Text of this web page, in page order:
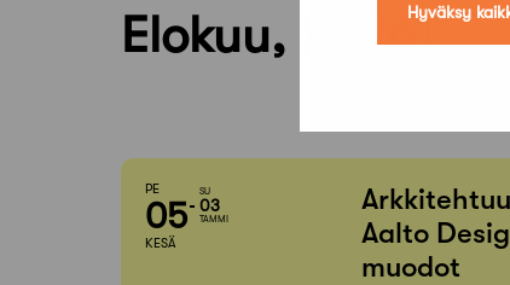
Hyväksy
Elokuu, 2026
PE
05
KESÄ
SU
03
TAMMI
Aalto
muodot